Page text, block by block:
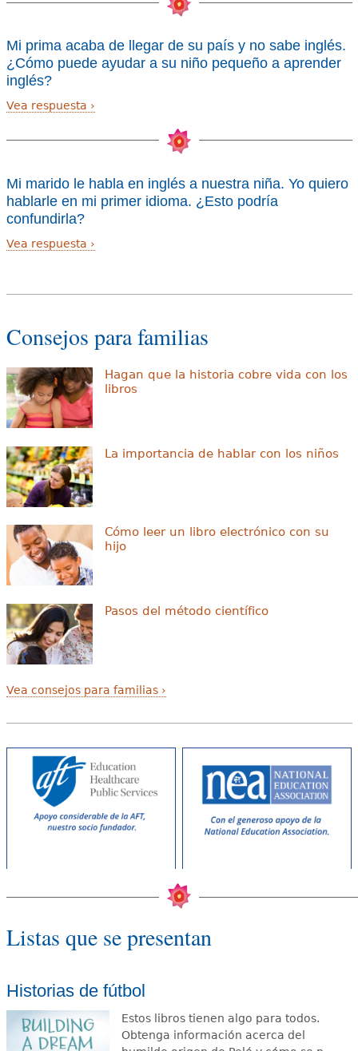
Mi prima acaba de llegar de su país y no sabe inglés.
¿Cómo puede ayudar a su niño pequeño a aprender
inglés?
Vea respuesta
Mi marido le habla en inglés a nuestra niña. Yo quiero
hablarle en mi primer idioma. ¿Esto podría
confundirla?
Vea respuesta
Consejos para familias
Hagan que la historia cobre vida con los
libros
La importancia de hablar con los niños
Cómo leer un libro electrónico con su
hijo
Pasos del método científico
Vea consejos para familias ›
Listas que se presentan
Historias de fútbol
Estos libros tienen algo para todos.
Obtenga información acerca del